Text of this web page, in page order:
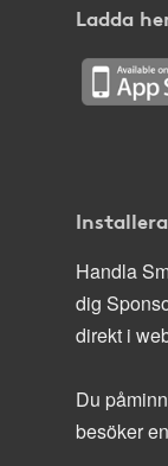
Ladda
Handla
dig
direkt i
Du
besöker